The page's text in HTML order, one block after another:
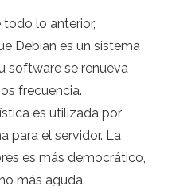
lo anterior,
Debian es un sistema
software se renueva
frecuencia.
es utilizada por
para el servidor. La
es más democrático,
más aguda.